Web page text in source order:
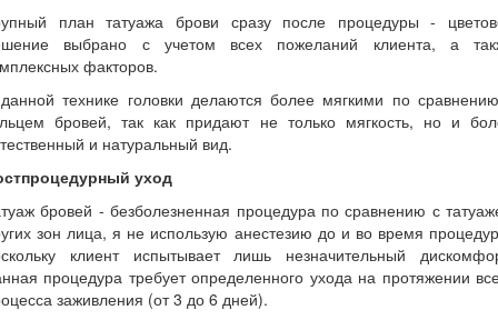
план татуажа брови сразу после процедуры -
выбрано с учетом всех пожеланий клиента, а
факторов.
технике головки делаются более мягкими по
бровей, так как придают не только мягкость, но и
и натуральный вид.
уход
бровей - безболезненная процедура по сравнению с
зон лица, я не использую анестезию до и во время
клиент испытывает лишь незначительный
процедура требует определенного ухода на протяжении
заживления (от 3 до 6 дней).